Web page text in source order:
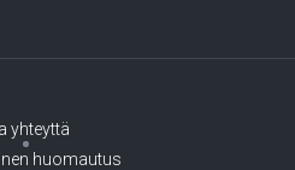
yhteyttä
huomautus